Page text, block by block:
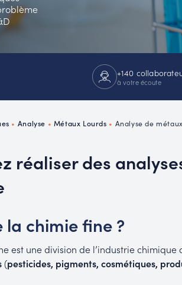
+140
à votre écoute
• Analyse • Métaux Lourds • Analyse de
réaliser des
chimie fine ?
est une division de l’industrie chimique
(pesticides, pigments, cosmétiques,